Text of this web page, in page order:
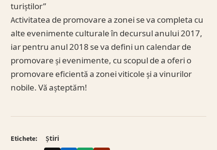
turiștilor”
Activitatea de promovare a zonei se va completa cu
alte evenimente culturale în decursul anului 2017,
iar pentru anul 2018 se va defini un calendar de
promovare și evenimente, cu scopul de a oferi o
promovare eficientă a zonei viticole și a vinurilor
nobile. Vă așteptăm!
Etichete:
Știri